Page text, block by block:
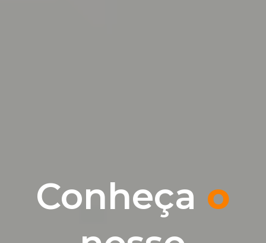
Conheça o